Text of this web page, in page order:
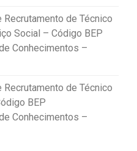
de Técnico
Social – Código BEP
Conhecimentos –
de Técnico
BEP
Conhecimentos –